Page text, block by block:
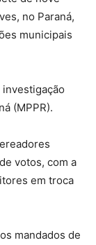
no Paraná,
municipais
investigação
(MPPR).
votos, com a
em troca
mandados de